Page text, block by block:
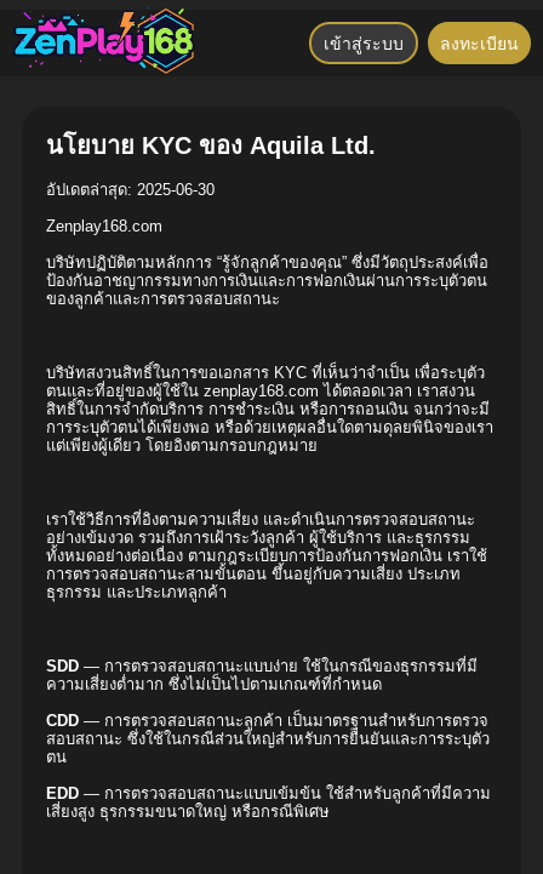
เข้าสู่ระบบ ลงทะเบียน
นโยบาย KYC ของ Aquila Ltd.
อัปเดตล่าสุด: 2025-06-30
Zenplay168.com
บริษัทปฏิบัติตามหลักการ “รู้จักลูกค้าของคุณ” ซึ่งมีวัตถุประสงค์เพื่อ
ป้องกันอาชญากรรมทางการเงินและการฟอกเงินผ่านการระบุตัวตน
ของลูกค้าและการตรวจสอบสถานะ
บริษัทสงวนสิทธิ์ในการขอเอกสาร KYC ที่เห็นว่าจำเป็น เพื่อระบุตัว
ตนและที่อยู่ของผู้ใช้ใน zenplay168.com ได้ตลอดเวลา เราสงวน
สิทธิ์ในการจำกัดบริการ การชำระเงิน หรือการถอนเงิน จนกว่าจะมี
การระบุตัวตนได้เพียงพอ หรือด้วยเหตุผลอื่นใดตามดุลยพินิจของเรา
แต่เพียงผู้เดียว โดยอิงตามกรอบกฎหมาย
เราใช้วิธีการที่อิงตามความเสี่ยง และดำเนินการตรวจสอบสถานะ
อย่างเข้มงวด รวมถึงการเฝ้าระวังลูกค้า ผู้ใช้บริการ และธุรกรรม
ทั้งหมดอย่างต่อเนื่อง ตามกฎระเบียบการป้องกันการฟอกเงิน เราใช้
การตรวจสอบสถานะสามขั้นตอน ขึ้นอยู่กับความเสี่ยง ประเภท
ธุรกรรม และประเภทลูกค้า
SDD — การตรวจสอบสถานะแบบง่าย ใช้ในกรณีของธุรกรรมที่มี
ความเสี่ยงต่ำมาก ซึ่งไม่เป็นไปตามเกณฑ์ที่กำหนด
CDD — การตรวจสอบสถานะลูกค้า เป็นมาตรฐานสำหรับการตรวจ
สอบสถานะ ซึ่งใช้ในกรณีส่วนใหญ่สำหรับการยืนยันและการระบุตัว
ตน
EDD — การตรวจสอบสถานะแบบเข้มข้น ใช้สำหรับลูกค้าที่มีความ
เสี่ยงสูง ธุรกรรมขนาดใหญ่ หรือกรณีพิเศษ